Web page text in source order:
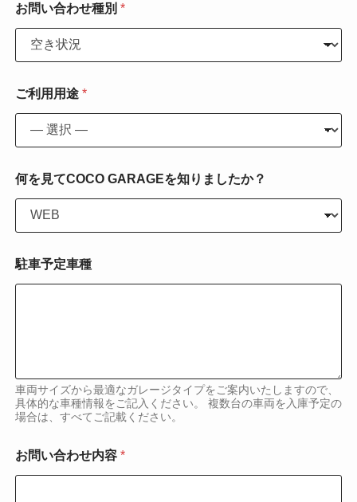
し
た
？
問
い
合
せ
容
お問い合わせ種別 *
ご利用用途 *
何を見てCOCO GARAGEを知りましたか？
駐車予定車種
車両サイズから最適なガレージタイプをご案内いたしますので、
具体的な車種情報をご記入ください。 複数台の車両を入庫予定の
場合は、すべてご記載ください。
お問い合わせ内容 *